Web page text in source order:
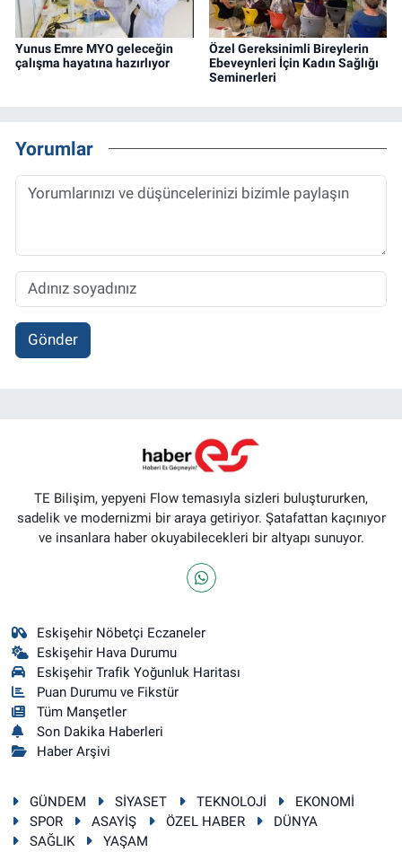
Yunus Emre MYO geleceğin
çalışma hayatına hazırlıyor
Özel Gereksinimli Bireylerin
Ebeveynleri İçin Kadın Sağlığı
Seminerleri
Yorumlar
Gönder
TE Bilişim, yepyeni Flow temasıyla sizleri buluştururken,
sadelik ve modernizmi bir araya getiriyor. Şatafattan kaçınıyor
ve insanlara haber okuyabilecekleri bir altyapı sunuyor.
Eskişehir Nöbetçi Eczaneler
Eskişehir Hava Durumu
Eskişehir Trafik Yoğunluk Haritası
Puan Durumu ve Fikstür
Tüm Manşetler
Son Dakika Haberleri
Haber Arşivi
GÜNDEM SİYASET TEKNOLOJİ
EKONOMİ
SPOR
ASAYİŞ ÖZEL HABER
DÜNYA
SAĞLIK
YAŞAM